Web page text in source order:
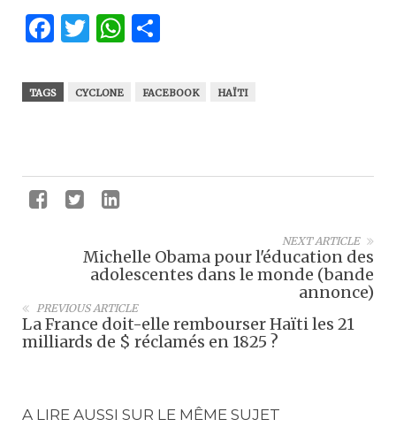
Facebook
Twitter
WhatsApp
TAGS CYCLONE FACEBOOK HAÏTI
NEXT ARTICLE
Michelle Obama pour l'éducation des
adolescentes dans le monde (bande
annonce)
PREVIOUS ARTICLE
La France doit-elle rembourser Haïti les 21
milliards de $ réclamés en 1825 ?
A LIRE AUSSI SUR LE MÊME SUJET